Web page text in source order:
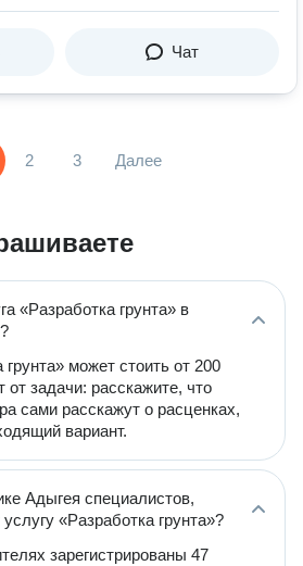
Чат
2 3 Далее
«Разработка грунта» в
может стоить от 200
от задачи: расскажите, что
сами расскажут о расценках,
вариант.
Адыгея специалистов,
«Разработка грунта»?
зарегистрированы 47